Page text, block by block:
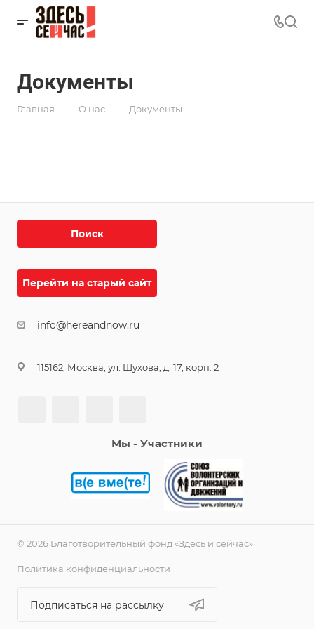
Документы
Главная — О нас — Документы
Поиск
Перейти на старый сайт
info@hereandnow.ru
115162, Москва, ул. Шухова, д. 17, корп. 2
Мы - Участники
© 2026 Благотворительный фонд «Здесь и сейчас»
Политика конфиденциальности
Подписаться на рассылку